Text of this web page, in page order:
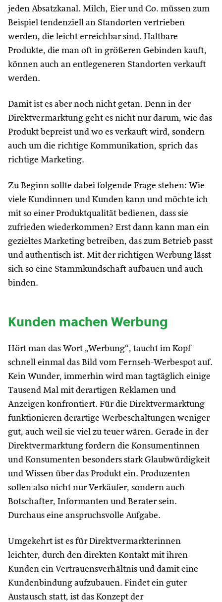
jeden Absatzkanal. Milch, Eier und Co. müssen zum
Beispiel tendenziell an Standorten vertrieben
werden, die leicht erreichbar sind. Haltbare
Produkte, die man oft in größeren Gebinden kauft,
können auch an entlegeneren Standorten verkauft
werden.
Damit ist es aber noch nicht getan. Denn in der
Direktvermarktung geht es nicht nur darum, wie das
Produkt bepreist und wo es verkauft wird, sondern
auch um die richtige Kommunikation, sprich das
richtige Marketing.
Zu Beginn sollte dabei folgende Frage stehen: Wie
viele Kundinnen und Kunden kann und möchte ich
mit so einer Produktqualität bedienen, dass sie
zufrieden wiederkommen? Erst dann kann man ein
gezieltes Marketing betreiben, das zum Betrieb passt
und authentisch ist. Mit der richtigen Werbung lässt
sich so eine Stammkundschaft aufbauen und auch
binden.
Kunden machen Werbung
Hört man das Wort „Werbung“, taucht im Kopf
schnell einmal das Bild vom Fernseh-Werbespot auf.
Kein Wunder, immerhin wird man tagtäglich einige
Tausend Mal mit derartigen Reklamen und
Anzeigen konfrontiert. Für die Direktvermarktung
funktionieren derartige Werbeschaltungen weniger
gut, auch weil sie viel zu teuer wären. Gerade in der
Direktvermarktung fordern die Konsumentinnen
und Konsumenten besonders stark Glaubwürdigkeit
und Wissen über das Produkt ein. Produzenten
sollen also nicht nur Verkäufer, sondern auch
Botschafter, Informanten und Berater sein.
Durchaus eine anspruchsvolle Aufgabe.
Umgekehrt ist es für Direktvermarkterinnen
leichter, durch den direkten Kontakt mit ihren
Kunden ein Vertrauensverhältnis und damit eine
Kundenbindung aufzubauen. Findet ein guter
Austausch statt, ist das Konzept der